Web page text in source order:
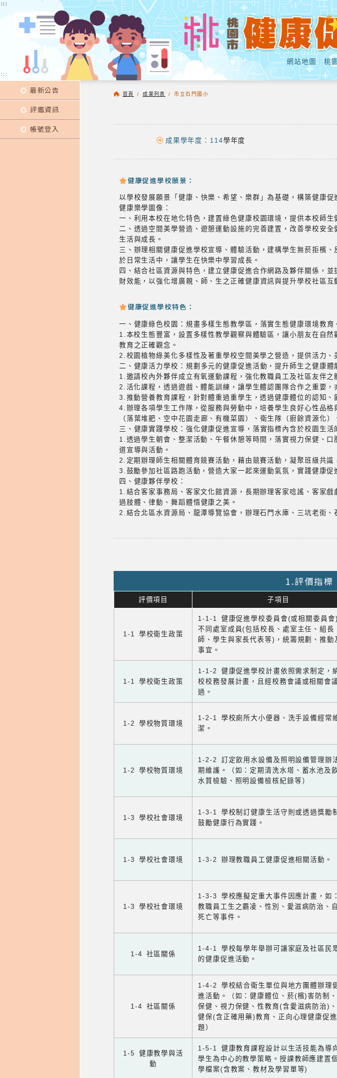
:::
網站地圖｜ 桃
:::
最新公告
評鑑資訊
帳號登入
首頁 /成果列表 / 市立石門國小
成果學年度：114學年度
健康促進學校願景：
以學校發展願景「健康、快樂、希望、樂群」為基礎，構築健康
健康樂學圖像：
一、利用本校在地化特色，建置綠色健康校園環境，提供本校師生
二、透過空間美學營造、遊憩運動設施的完善建置，改善學校安
生活與成長。
三、辦理相關健康促進學校宣導、體驗活動，建構學生無菸拒檳
於日常生活中，讓學生在快樂中學習成長。
四、結合社區資源與特色，建立健康促進合作網路及夥伴關係，
財效能，以強化增廣親、師、生之正確健康資訊與提升學校社區互
健康促進學校特色：
一、健康綠色校園：規畫多樣生態教學區，落實生態健康環境教育
1.本校生態豐富，設置多樣性教學觀察與體驗區，讓小朋友在自
教育之正確觀念。
2.校園植物綠美化多樣性及著重學校空間美學之營造，提供活力
二、健康活力學校：規劃多元的健康促進活動，提升師生之健康體
1.邀請校內外夥伴成立有氧運動課程，強化教職員工及社區友伴之
2.活化課程，透過遊戲、體能訓練，讓學生體認團隊合作之重要，
3.推動營養教育課程，針對體重過重學生，透過健康體位的認知
4.辦理各項學生工作隊，從服務與勞動中，培養學生良好心性品
（落葉堆肥、空中花園走廊、有機菜園）、衛生隊（廚餘資源化
三、健康實踐學校：強化健康促進宣導，落實指標內含於校園生活
1.透過學生朝會、整潔活動、午餐休憩等時間，落實視力保健、
道宣導與活動。
2.定期辦理師生相關體育競賽活動，藉由競賽活動，凝聚班級共識
3.鼓勵參加社區路跑活動，營造大家一起來運動氣氛，實踐健康促
四、健康夥伴學校：
1.結合客家事務局、客家文化館資源，長期辦理客家唸謠、客家
過肢體、律動、舞蹈體悟健康之美。
2.結合北區水資源局、龍潭導覽協會，辦理石門水庫、三坑老街、
1.評價指標
評價項目 子項目
1-1 學校衛生政策
1-1-1 健康促進學校委員會(或相關委員會
不同處室成員(包括校長、處室主任、組長
師、學生與家長代表等)，統籌規劃、推動
事宜。
1-1 學校衛生政策
1-1-2 健康促進學校計畫依照需求制定，
校校務發展計畫，且經校務會議或相關會
過。
1-2 學校物質環境
1-2-1 學校廁所大小便器、洗手設備經常
潔。
1-2 學校物質環境
1-2-2 訂定飲用水設備及照明設備管理辦
期維護。（如：定期清洗水塔、蓄水池及
水質檢驗、照明設備檢核紀錄等）
1-3 學校社會環境
1-3-1 學校制訂健康生活守則或透過獎勵
鼓勵健康行為實踐。
1-3 學校社會環境 1-3-2 辦理教職員工健康促進相關活動。
1-3 學校社會環境
1-3-3 學校應擬定重大事件因應計畫，如
教職員工生之霸凌、性別、愛滋病防治、
死亡等事件。
1-4 社區關係
1-4-1 學校每學年舉辦可讓家庭及社區民
的健康促進活動。
1-4 社區關係
1-4-2 學校結合衛生單位與地方團體辦理
進活動。（如：健康體位、菸(檳)害防制
保健、視力保健、性教育(含愛滋病防治)
健保(含正確用藥)教育、正向心理健康促
題）
1-5 健康教學與活
動
1-5-1 健康教育課程設計以生活技能為導
學生為中心的教學策略。授課教師應建置
學檔案(含教案、教材及學習單等)
:::